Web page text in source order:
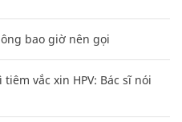
bao giờ nên gọi
vắc xin HPV: Bác sĩ nói